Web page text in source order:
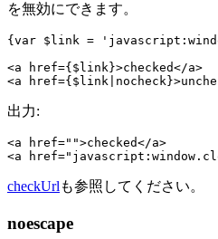
を無効にできます。
{var $link =
<a href={$link}>checked</a>
出力:
<a href="">checked</a>
checkUrlも参照してください。
noescape